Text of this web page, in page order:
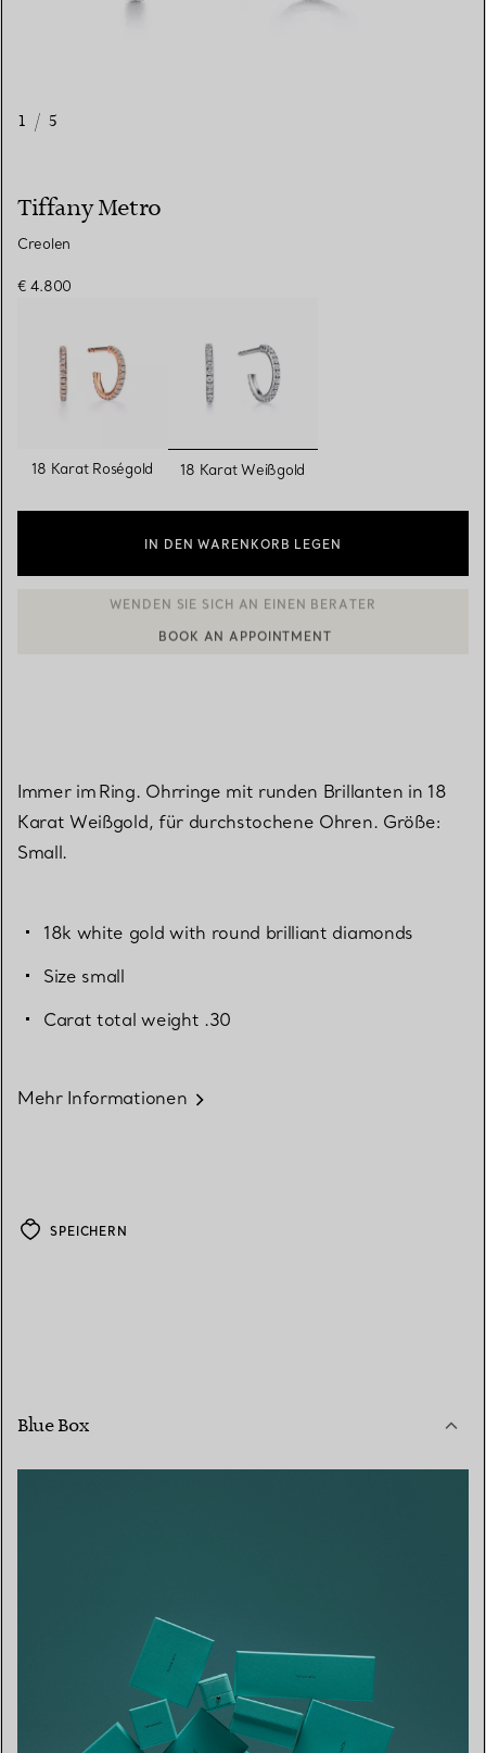
1 / 5
Tiffany Metro
Creolen
€ 4.800
18 Karat Roségold ausgewählt
18 Karat Weißgold
IN DEN WARENKORB LEGEN
EINEN KUNDENBERATER KONTAKTIEREN ODER EINEN
Immer im Ring. Ohrringe mit runden Brillanten in 18
Karat Weißgold, für durchstochene Ohren. Größe:
Small.
18k white gold with round brilliant diamonds
Size small
Carat total weight .30
Mehr Informationen
SPEICHERN
Blue Box